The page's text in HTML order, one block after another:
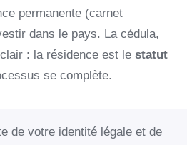
permanente (carnet
dans le pays. La cédula,
: la résidence est le statut
se complète.
de votre identité légale et de